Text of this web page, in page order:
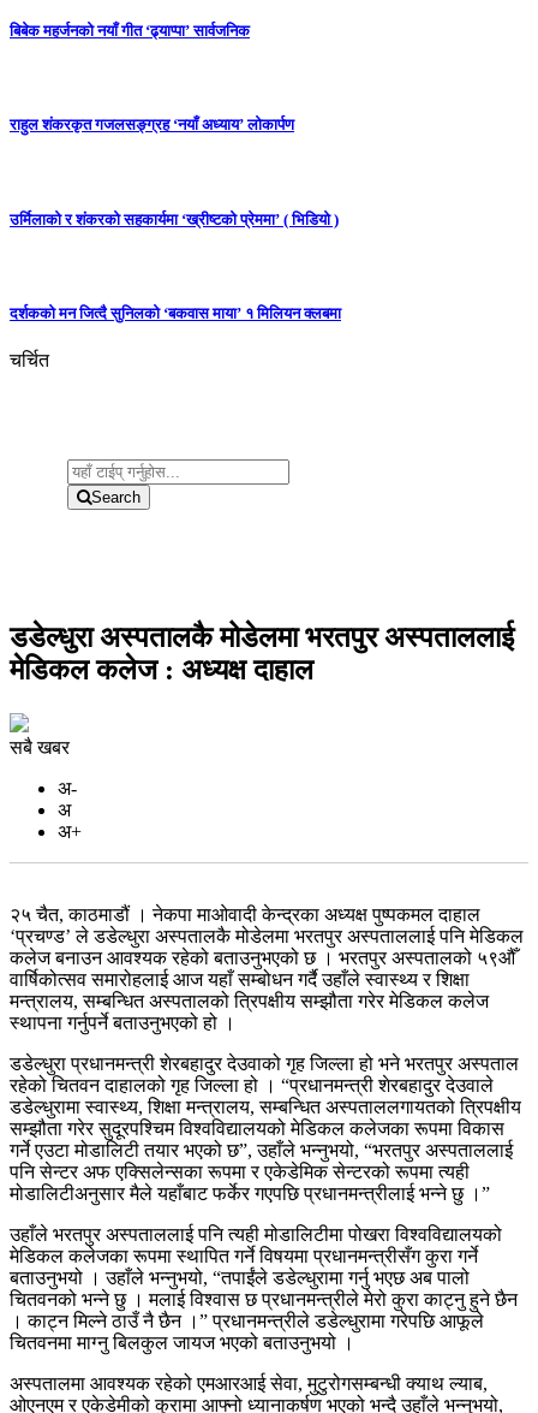
बिबेक महर्जनको नयाँ गीत ‘ढ्याप्पा’ सार्वजनिक
राहुल शंकरकृत गजलसङ्ग्रह ‘नयाँ अध्याय’ लोकार्पण
उर्मिलाको र शंकरको सहकार्यमा ‘ख्रीष्टको प्रेममा’ ( भिडियो )
दर्शकको मन जित्दै सुनिलको ‘बकवास माया’ १ मिलियन क्लबमा
चर्चित
Search
डडेल्धुरा अस्पतालकै मोडेलमा भरतपुर अस्पताललाई
मेडिकल कलेज : अध्यक्ष दाहाल
सबै खबर
अ-
अ
अ+
२५ चैत, काठमाडौं । नेकपा माओवादी केन्द्रका अध्यक्ष पुष्पकमल दाहाल
‘प्रचण्ड’ ले डडेल्धुरा अस्पतालकै मोडेलमा भरतपुर अस्पताललाई पनि मेडिकल
कलेज बनाउन आवश्यक रहेको बताउनुभएको छ । भरतपुर अस्पतालको ५९औँ
वार्षिकोत्सव समारोहलाई आज यहाँ सम्बोधन गर्दै उहाँले स्वास्थ्य र शिक्षा
मन्त्रालय, सम्बन्धित अस्पतालको त्रिपक्षीय सम्झौता गरेर मेडिकल कलेज
स्थापना गर्नुपर्ने बताउनुभएको हो ।
डडेल्धुरा प्रधानमन्त्री शेरबहादुर देउवाको गृह जिल्ला हो भने भरतपुर अस्पताल
रहेको चितवन दाहालको गृह जिल्ला हो । “प्रधानमन्त्री शेरबहादुर देउवाले
डडेल्धुरामा स्वास्थ्य, शिक्षा मन्त्रालय, सम्बन्धित अस्पताललगायतको त्रिपक्षीय
सम्झौता गरेर सुदूरपश्चिम विश्वविद्यालयको मेडिकल कलेजका रूपमा विकास
गर्ने एउटा मोडालिटी तयार भएको छ”, उहाँले भन्नुभयो, “भरतपुर अस्पताललाई
पनि सेन्टर अफ एक्सिलेन्सका रूपमा र एकेडेमिक सेन्टरको रूपमा त्यही
मोडालिटीअनुसार मैले यहाँबाट फर्केर गएपछि प्रधानमन्त्रीलाई भन्ने छु ।”
उहाँले भरतपुर अस्पताललाई पनि त्यही मोडालिटीमा पोखरा विश्वविद्यालयको
मेडिकल कलेजका रूपमा स्थापित गर्ने विषयमा प्रधानमन्त्रीसँग कुरा गर्ने
बताउनुभयो । उहाँले भन्नुभयो, “तपाईंले डडेल्धुरामा गर्नु भएछ अब पालो
चितवनको भन्ने छु । मलाई विश्वास छ प्रधानमन्त्रीले मेरो कुरा काट्नु हुने छैन
। काट्न मिल्ने ठाउँ नै छैन ।” प्रधानमन्त्रीले डडेल्धुरामा गरेपछि आफूले
चितवनमा माग्नु बिलकुल जायज भएको बताउनुभयो ।
अस्पतालमा आवश्यक रहेको एमआरआई सेवा, मुटुरोगसम्बन्धी क्याथ ल्याब,
ओएनएम र एकेडेमीको कुरामा आफ्नो ध्यानाकर्षण भएको भन्दै उहाँले भन्नुभयो,